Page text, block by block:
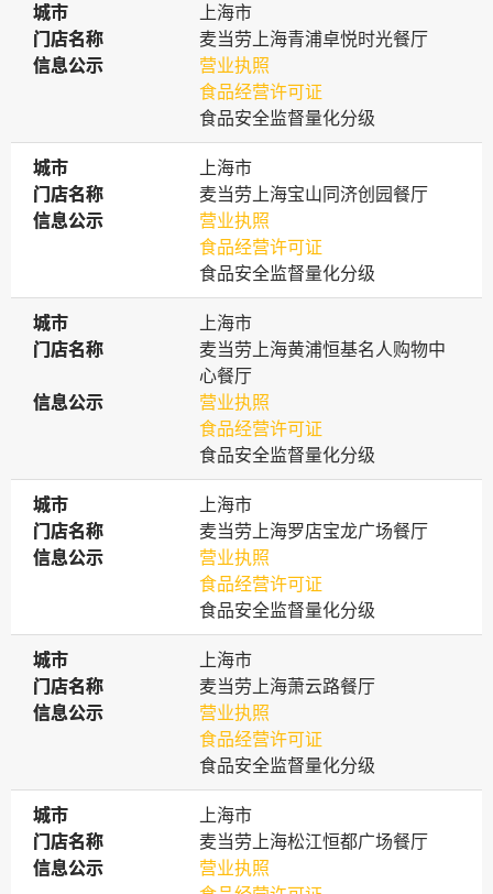
城市
城市
上海市
门店名称
门店名称
麦当劳上海青浦卓悦时光餐厅
信息公示
信息公示
营业执照
食品经营许可证
食品安全监督量化分级
城市
城市
上海市
门店名称
门店名称
麦当劳上海宝山同济创园餐厅
信息公示
信息公示
营业执照
食品经营许可证
食品安全监督量化分级
城市
城市
上海市
门店名称
门店名称
麦当劳上海黄浦恒基名人购物中
心餐厅
信息公示
信息公示
营业执照
食品经营许可证
食品安全监督量化分级
城市
城市
上海市
门店名称
门店名称
麦当劳上海罗店宝龙广场餐厅
信息公示
信息公示
营业执照
食品经营许可证
食品安全监督量化分级
城市
城市
上海市
门店名称
门店名称
麦当劳上海萧云路餐厅
信息公示
信息公示
营业执照
食品经营许可证
食品安全监督量化分级
城市
城市
上海市
门店名称
门店名称
麦当劳上海松江恒都广场餐厅
信息公示
信息公示
营业执照